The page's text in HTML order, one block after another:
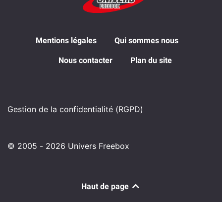
Mentions légales Qui sommes nous
Nous contacter Plan du site
Gestion de la confidentialité (RGPD)
© 2005 - 2026 Univers Freebox
Haut de page